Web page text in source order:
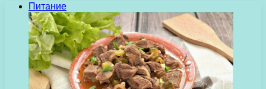
Питание